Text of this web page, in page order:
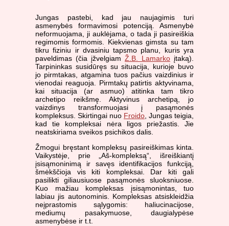
Jungas pastebi, kad jau naujagimis turi
asmenybės formavimosi potenciją. Asmenybė
neformuojama, ji auklėjama, o tada ji pasireiškia
regimomis formomis. Kiekvienas gimsta su tam
tikru fiziniu ir dvasiniu tapsmo planu, kuris yra
paveldimas (čia įžvelgiam Ž.B. Lamarko įtaką).
Tarpininkas susidūręs su situacija, kurioje buvo
jo pirmtakas, atgamina tuos pačius vaizdinius ir
vienodai reaguoja. Pirmtakų patirtis aktyvinama,
kai situacija (ar asmuo) atitinka tam tikro
archetipo reikšmę. Aktyvinus archetipą, jo
vaizdinys transformuojasi į pasąmonės
kompleksus. Skirtingai nuo Froido, Jungas teigia,
kad tie kompleksai nėra ligos priežastis. Jie
neatskiriama sveikos psichikos dalis.
Žmogui bręstant kompleksų pasireiškimas kinta.
Vaikystėje, prie „Aš-kompleksą“, išreiškiantį
įsisąmoninimą ir savęs identifikacijos funkciją,
šmėkščioja vis kiti kompleksai. Dar kiti gali
pasilikti giliausiuose pasąmonės sluoksniuose.
Kuo mažiau kompleksas įsisąmonintas, tuo
labiau jis autonominis. Kompleksas atsiskleidžia
neįprastomis sąlygomis: haliucinacijose,
mediumų pasakymuose, daugialypėse
asmenybėse ir t.t.